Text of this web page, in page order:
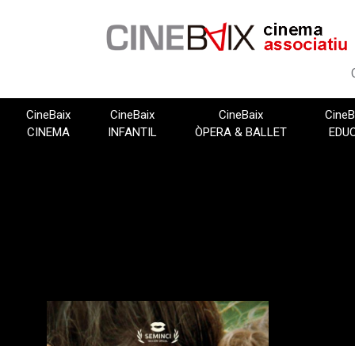
CineBaix
CINEMA
CineBaix
INFANTIL
CineBaix
ÒPERA & BALLET